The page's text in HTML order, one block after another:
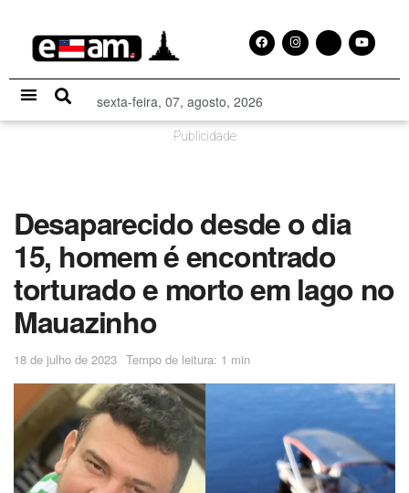
sexta-feira, 07, agosto, 2026
Publicidade
Desaparecido desde o dia
15, homem é encontrado
torturado e morto em lago no
Mauazinho
18 de julho de 2023 Tempo de leitura: 1 min